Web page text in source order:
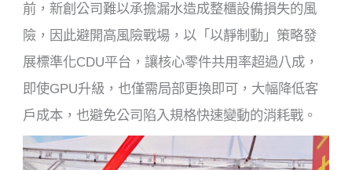
前，新創公司難以承擔漏水造成整櫃設備損失的風
險，因此避開高風險戰場，以「以靜制動」策略發
展標準化CDU平台，讓核心零件共用率超過八成，
即使GPU升級，也僅需局部更換即可，大幅降低客
戶成本，也避免公司陷入規格快速變動的消耗戰。